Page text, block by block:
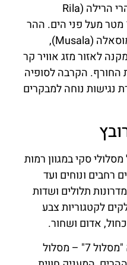
בורובץ שוכן ברכס הררי של הרי הרילה (Rila
Mountains), בגובה כ-1,350 מטר מעל פני הים. ההר
הגבוה ביותר באזור, מונטנה מוסאלה (Musala),
לאזור מזג אוויר קר
החורף. הקרבה לסופיה
נוחה למבקרים
60 ק"מ של מסלולי סקי במגוון רמות
רחבים ונוחים ועד
תלולים ושדות
לקטגוריות צבע
אדום ושחור.
המסלול המפורסם ביותר הוא "מסלול 7" – מסלול